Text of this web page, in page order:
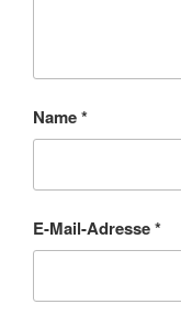
Name*
E-Mail-Adresse*